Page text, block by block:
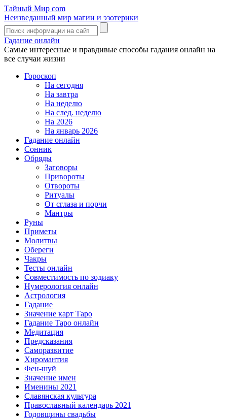
Тайный Мир com
Неизведанный мир магии и эзотерики
Гадание онлайн
Самые интересные и правдивые способы гадания онлайн на
все случаи жизни
Гороскоп
На сегодня
На завтра
На неделю
На след. неделю
На 2026
На январь 2026
Гадание онлайн
Сонник
Обряды
Заговоры
Привороты
Отвороты
Ритуалы
От сглаза и порчи
Мантры
Руны
Приметы
Молитвы
Обереги
Чакры
Тесты онлайн
Совместимость по зодиаку
Нумерология онлайн
Астрология
Гадание
Значение карт Таро
Гадание Таро онлайн
Медитация
Предсказания
Саморазвитие
Хиромантия
Фен-шуй
Значение имен
Именины 2021
Славянская культура
Православный календарь 2021
Годовщины свадьбы